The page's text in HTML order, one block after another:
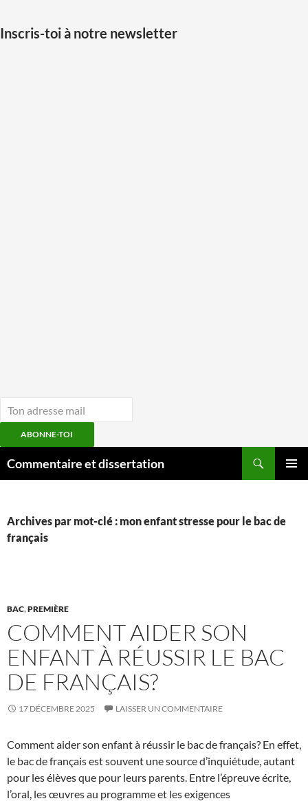
Inscris-toi à notre newsletter
ABONNE-TOI
auCommentaire et dissertation
Archives par mot-clé : mon enfant stresse pour le bac de
français
BAC,PREMIÈRE
COMMENT AIDER SON
ENFANT À RÉUSSIR LE BAC
DE FRANÇAIS?
17 DÉCEMBRE 2025 LAISSER UN COMMENTAIRE
Comment aider son enfant à réussir le bac de français? En effet,
le bac de français est souvent une source d’inquiétude, autant
pour les élèves que pour leurs parents. Entre l’épreuve écrite,
l’oral, les œuvres au programme et les exigences